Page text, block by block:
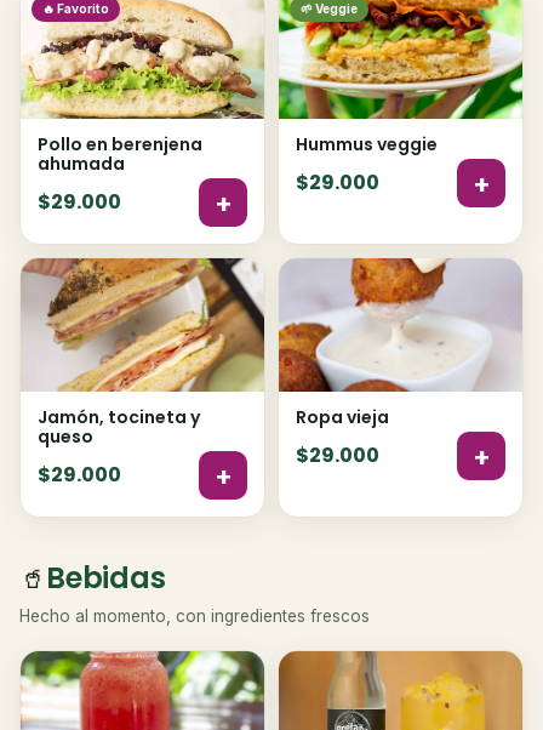
🔥 Favorito
Pollo en berenjena
ahumada
$29.000 +
🌱 Veggie
Hummus veggie
$29.000 +
Jamón, tocineta y
queso
$29.000 +
Ropa vieja
$29.000 +
🥤 Bebidas
Hecho al momento, con ingredientes frescos